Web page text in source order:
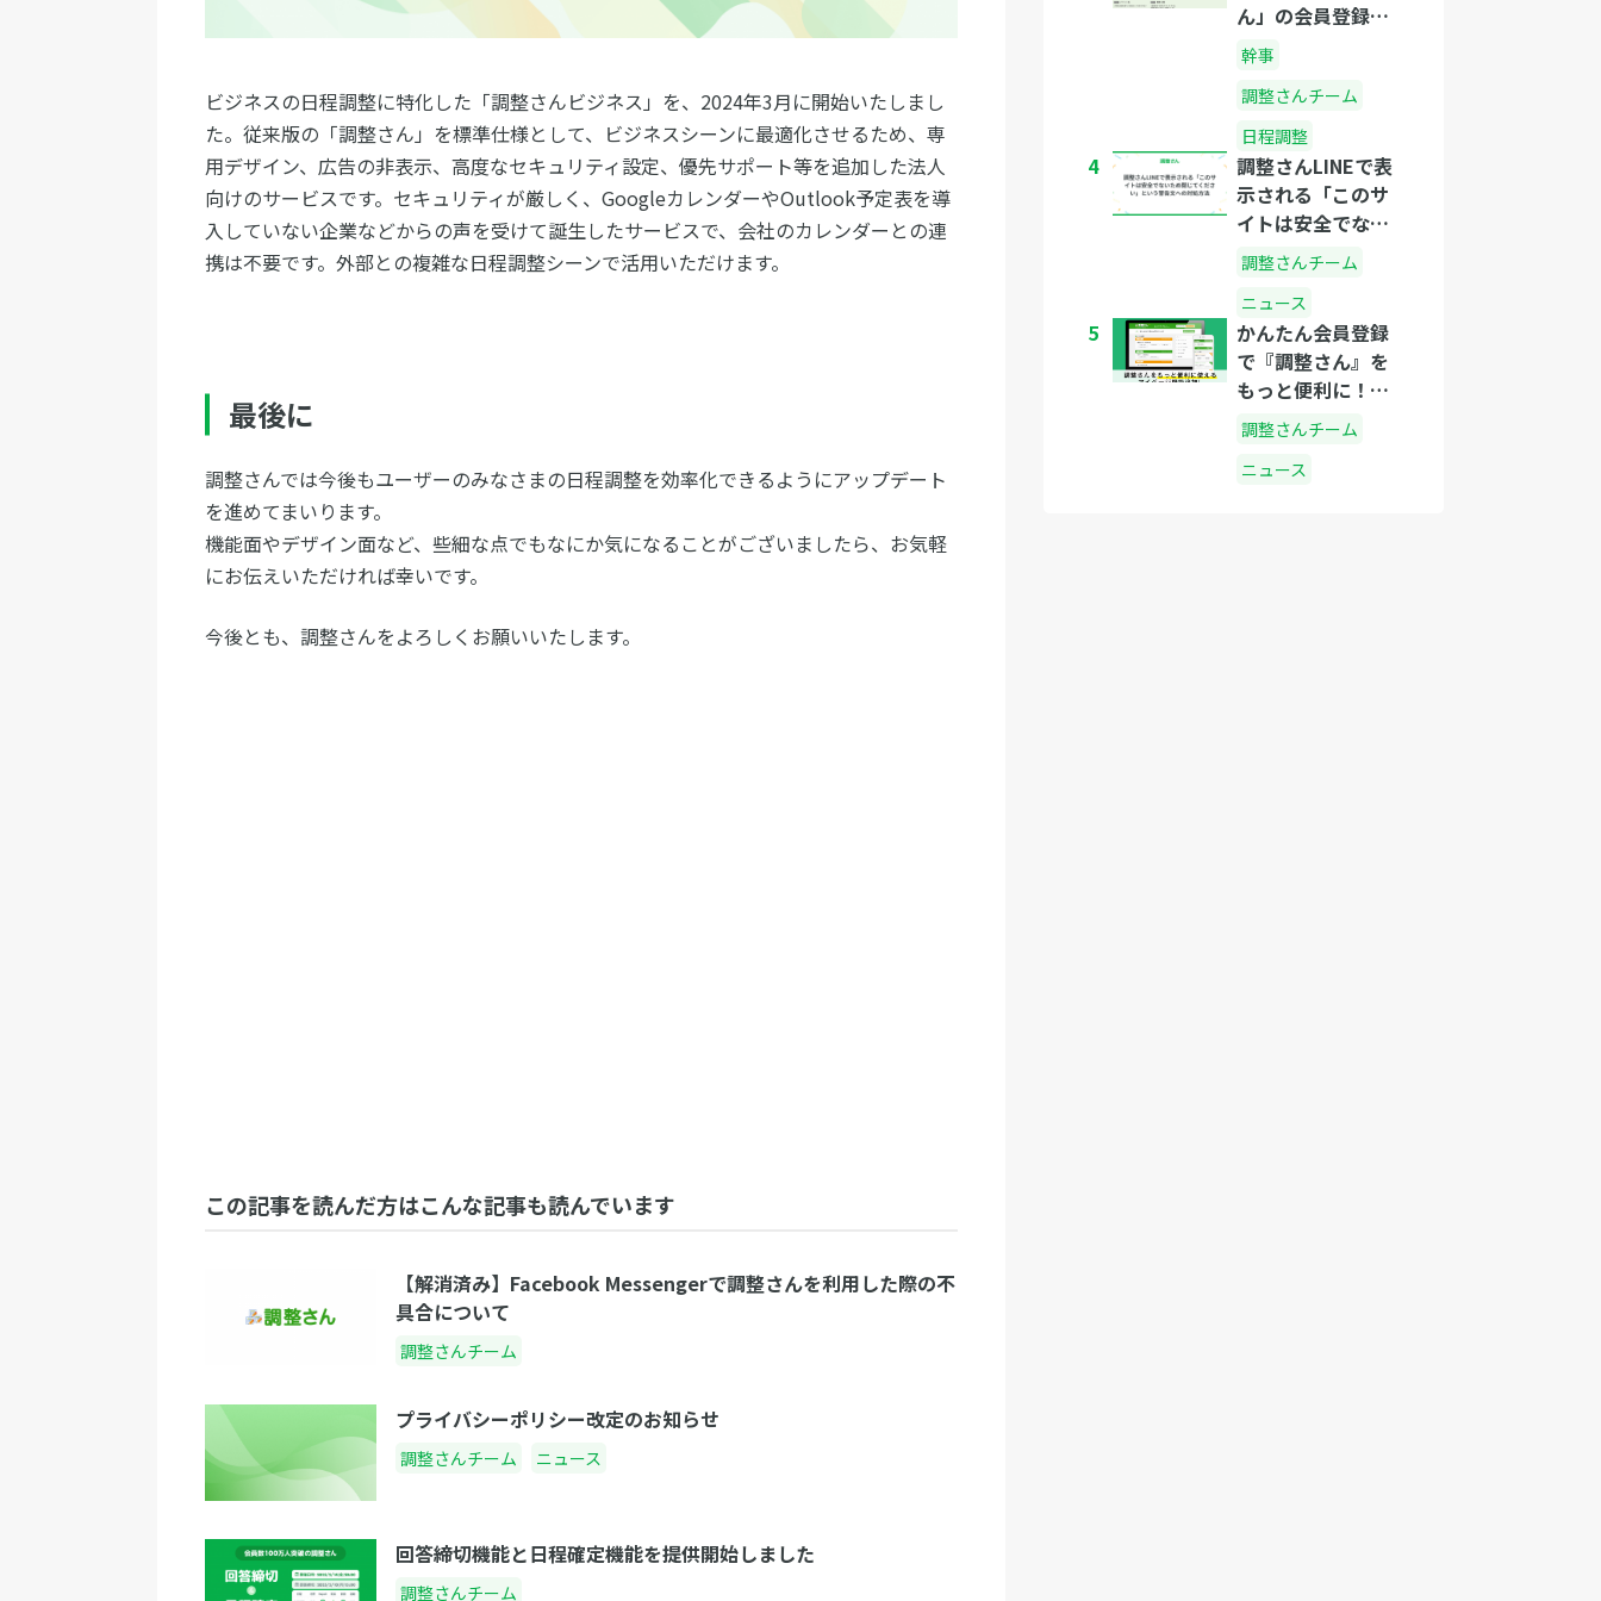
ビジネスの日程調整に特化した「調整さんビジネス」を、2024年3月に開始いたしまし
た。従来版の「調整さん」を標準仕様として、ビジネスシーンに最適化させるため、専
用デザイン、広告の非表示、高度なセキュリティ設定、優先サポート等を追加した法人
向けのサービスです。セキュリティが厳しく、GoogleカレンダーやOutlook予定表を導
入していない企業などからの声を受けて誕生したサービスで、会社のカレンダーとの連
携は不要です。外部との複雑な日程調整シーンで活用いただけます。
最後に
調整さんでは今後もユーザーのみなさまの日程調整を効率化できるようにアップデート
を進めてまいります。
機能面やデザイン面など、些細な点でもなにか気になることがございましたら、お気軽
にお伝えいただければ幸いです。
今後とも、調整さんをよろしくお願いいたします。
この記事を読んだ方はこんな記事も読んでいます
【解消済み】Facebook Messengerで調整さんを利用した際の不
具合について
調整さんチーム
プライバシーポリシー改定のお知らせ
調整さんチーム ニュース
回答締切機能と日程確定機能を提供開始しました
調整さんチーム
ん」の会員登録・
ログイン方法
幹事
調整さんチーム
日程調整
4
調整さんLINEで表
示される「このサ
イトは安全でない
ため閉じてくださ
い」という警告文
への対処方法
調整さんチーム
ニュース
5
かんたん会員登録
で『調整さん』を
もっと便利に！新
機能のご紹介
調整さんチーム
ニュース